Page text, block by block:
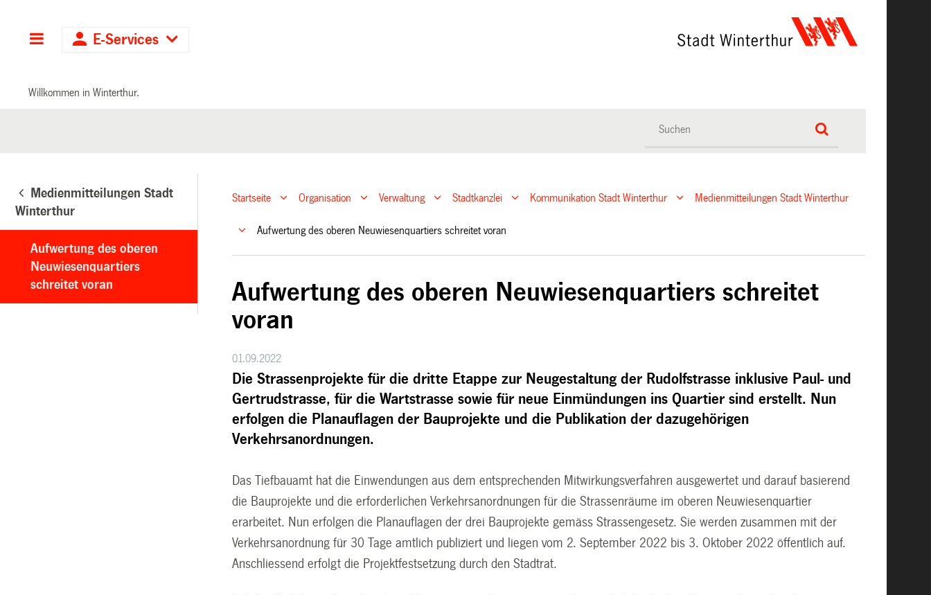
Hauptnavigation
E-Services
Willkommen in Winterthur.
Medienmitteilungen Stadt
Winterthur
Aufwertung des oberen
Neuwiesenquartiers
schreitet voran
Startseite Organisation Verwaltung Stadtkanzlei Kommunikation Stadt Winterthur Medienmitteilungen Stadt Winterthur
Aufwertung des oberen Neuwiesenquartiers schreitet voran
Aufwertung des oberen Neuwiesenquartiers schreitet
voran
01.09.2022
Die Strassenprojekte für die dritte Etappe zur Neugestaltung der Rudolfstrasse inklusive Paul- und
Gertrudstrasse, für die Wartstrasse sowie für neue Einmündungen ins Quartier sind erstellt. Nun
erfolgen die Planauflagen der Bauprojekte und die Publikation der dazugehörigen
Verkehrsanordnungen.
Das Tiefbauamt hat die Einwendungen aus dem entsprechenden Mitwirkungsverfahren ausgewertet und darauf basierend
die Bauprojekte und die erforderlichen Verkehrsanordnungen für die Strassenräume im oberen Neuwiesenquartier
erarbeitet. Nun erfolgen die Planauflagen der drei Bauprojekte gemäss Strassengesetz. Sie werden zusammen mit der
Verkehrsanordnung für 30 Tage amtlich publiziert und liegen vom 2. September 2022 bis 3. Oktober 2022 öffentlich auf.
Anschliessend erfolgt die Projektfestsetzung durch den Stadtrat.